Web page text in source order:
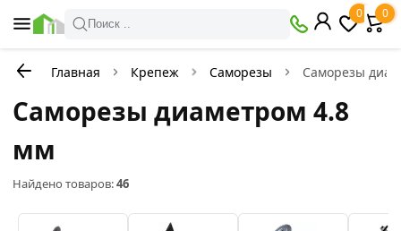
Поиск ..
0 0
Главная Крепеж Саморезы Саморезы
Саморезы диаметром 4.8
мм
Найдено товаров:46
Фильтры
В
Со
руб.
—